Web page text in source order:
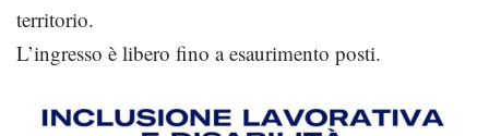
territorio.
L’ingresso è libero fino a esaurimento posti.